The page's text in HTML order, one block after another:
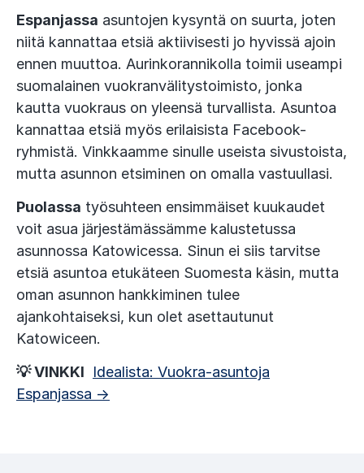
Espanjassa asuntojen kysyntä on suurta, joten
niitä kannattaa etsiä aktiivisesti jo hyvissä ajoin
ennen muuttoa. Aurinkorannikolla toimii useampi
suomalainen vuokranvälitystoimisto, jonka
kautta vuokraus on yleensä turvallista. Asuntoa
kannattaa etsiä myös erilaisista Facebook-
ryhmistä. Vinkkaamme sinulle useista sivustoista,
mutta asunnon etsiminen on omalla vastuullasi.
Puolassa työsuhteen ensimmäiset kuukaudet
voit asua järjestämässämme kalustetussa
asunnossa Katowicessa. Sinun ei siis tarvitse
etsiä asuntoa etukäteen Suomesta käsin, mutta
oman asunnon hankkiminen tulee
ajankohtaiseksi, kun olet asettautunut
Katowiceen.
💡 VINKKI
Idealista: Vuokra-asuntoja
Espanjassa →